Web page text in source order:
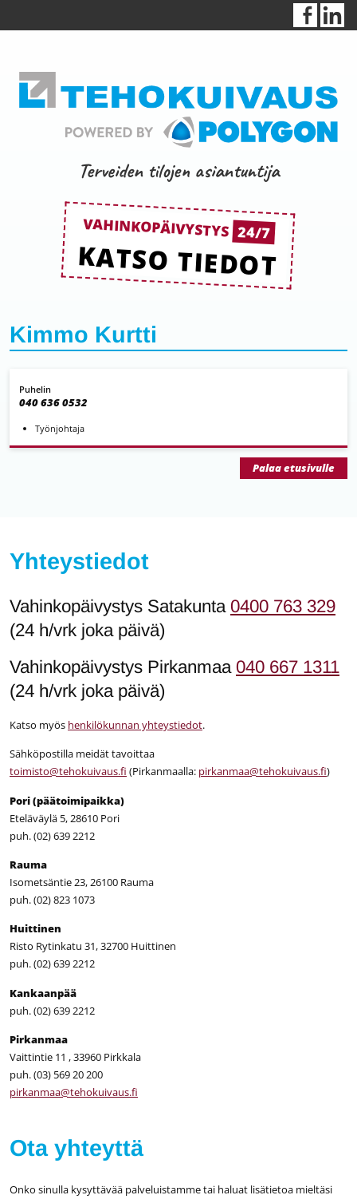
Terveiden tilojen asiantuntija
VAHINKOPÄIVYSTYS24/7
KATSO TIEDOT
Kimmo Kurtti
Puhelin
040 636 0532
Työnjohtaja
Palaa etusivulle
Yhteystiedot
Vahinkopäivystys Satakunta 0400 763 329
(24 h/vrk joka päivä)
Vahinkopäivystys Pirkanmaa 040 667 1311
(24 h/vrk joka päivä)
Katso myös henkilökunnan yhteystiedot.
Sähköpostilla meidät tavoittaa
toimisto@tehokuivaus.fi (Pirkanmaalla: pirkanmaa@tehokuivaus.fi)
Pori (päätoimipaikka)
Eteläväylä 5, 28610 Pori
puh. (02) 639 2212
Rauma
Isometsäntie 23, 26100 Rauma
puh. (02) 823 1073
Huittinen
Risto Rytinkatu 31, 32700 Huittinen
puh. (02) 639 2212
Kankaanpää
puh. (02) 639 2212
Pirkanmaa
Vaittintie 11 , 33960 Pirkkala
puh. (03) 569 20 200
pirkanmaa@tehokuivaus.fi
Ota yhteyttä
Onko sinulla kysyttävää palveluistamme tai haluat lisätietoa mieltäsi